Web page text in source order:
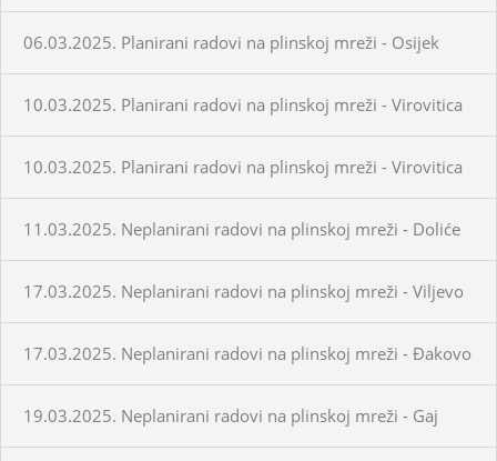
06.03.2025. Planirani radovi na plinskoj mreži - Osijek
10.03.2025. Planirani radovi na plinskoj mreži - Virovitica
10.03.2025. Planirani radovi na plinskoj mreži - Virovitica
11.03.2025. Neplanirani radovi na plinskoj mreži - Doliće
17.03.2025. Neplanirani radovi na plinskoj mreži - Viljevo
17.03.2025. Neplanirani radovi na plinskoj mreži - Đakovo
19.03.2025. Neplanirani radovi na plinskoj mreži - Gaj